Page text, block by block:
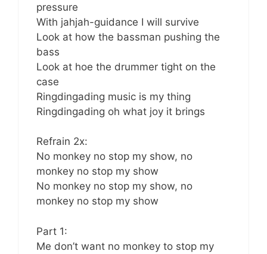
pressure
With jahjah-guidance I will survive
Look at how the bassman pushing the
bass
Look at hoe the drummer tight on the
case
Ringdingading music is my thing
Ringdingading oh what joy it brings
Refrain 2x:
No monkey no stop my show, no
monkey no stop my show
No monkey no stop my show, no
monkey no stop my show
Part 1:
Me don’t want no monkey to stop my